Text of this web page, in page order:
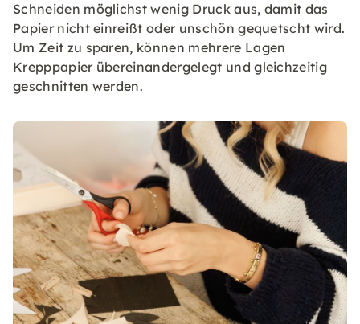
Schneiden möglichst wenig Druck aus, damit das
Papier nicht einreißt oder unschön gequetscht wird.
Um Zeit zu sparen, können mehrere Lagen
Krepppapier übereinandergelegt und gleichzeitig
geschnitten werden.